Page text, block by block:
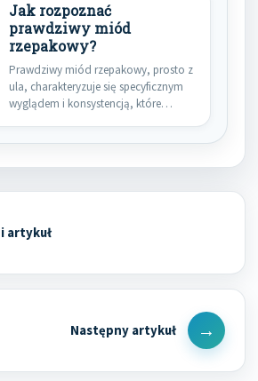
Jak rozpoznać
prawdziwy miód
rzepakowy?
Prawdziwy miód rzepakowy, prosto z
ula, charakteryzuje się specyficznym
wyglądem i konsystencją, które
Next
Post